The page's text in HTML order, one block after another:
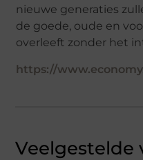
nieuwe generaties
de goede, oude en
overleeft zonder het
https://
Veelgestelde